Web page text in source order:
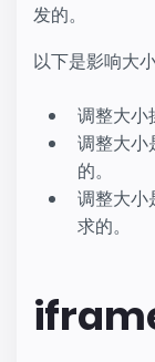
发的。
以下是影响大
调整大小
调整大小
的。
调整大小
求的。